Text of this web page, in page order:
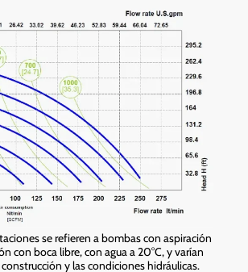
se refieren a bombas con aspiración
con boca libre, con agua a 20°C, y varían
y las condiciones hidráulicas.